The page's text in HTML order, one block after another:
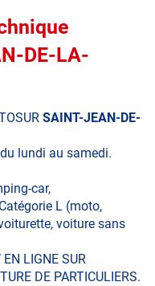
DE-LA-
SAINT-JEAN-DE-
lundi au samedi.
car,
L (moto,
voiture sans
EN LIGNE SUR
DE PARTICULIERS.